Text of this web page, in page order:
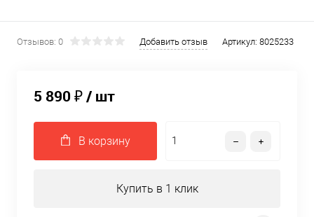
Отзывов: 0 Добавить отзыв Артикул: 8025233
5 890 ₽/ шт
В корзину
Купить в 1 клик